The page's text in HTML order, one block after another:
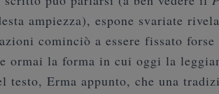
ampiezza), espone svariate
cominciò a essere fissato
ormai la forma in cui oggi la
testo, Erma appunto, che una